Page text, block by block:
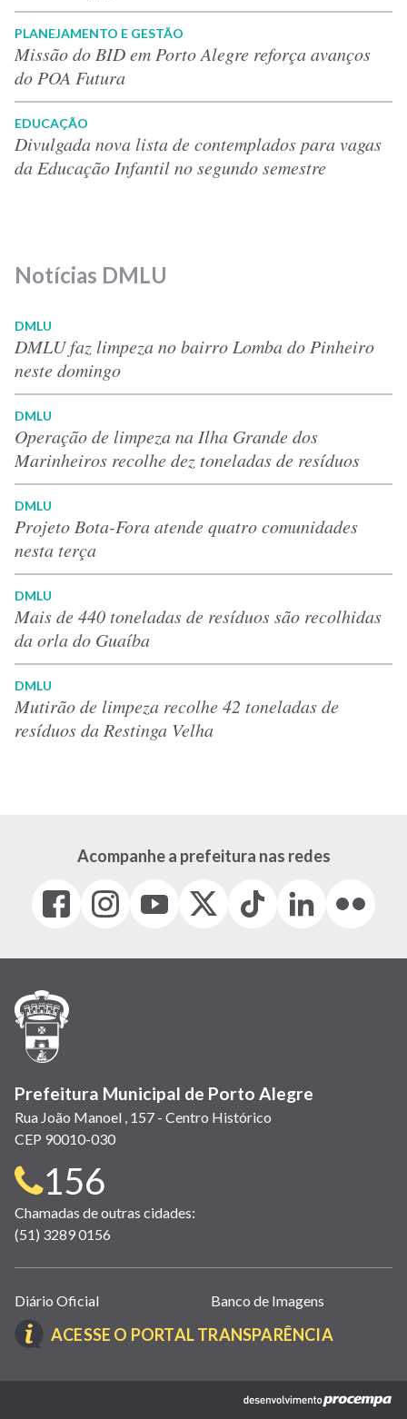
PLANEJAMENTO E GESTÃO
Missão do BID em Porto Alegre reforça avanços
do POA Futura
EDUCAÇÃO
Divulgada nova lista de contemplados para vagas
da Educação Infantil no segundo semestre
Notícias DMLU
DMLU
DMLU faz limpeza no bairro Lomba do Pinheiro
neste domingo
DMLU
Operação de limpeza na Ilha Grande dos
Marinheiros recolhe dez toneladas de resíduos
DMLU
Projeto Bota-Fora atende quatro comunidades
nesta terça
DMLU
Mais de 440 toneladas de resíduos são recolhidas
da orla do Guaíba
DMLU
Mutirão de limpeza recolhe 42 toneladas de
resíduos da Restinga Velha
Acompanhe a prefeitura nas redes
Facebook
(link
em
janela)
Instagram
(link
em
(link
em
(Antigo
(link
Tiktok
(link
em
LinkedIn
(link
em
(link
em
Prefeitura Municipal de Porto Alegre
Rua João Manoel , 157 - Centro Histórico
CEP 90010-030
Telefone
para
contato:
156
Chamadas de outras cidades:
(51) 3289 0156
Links
úteis
(abrem
nova
Diário Oficial Banco de Imagens
ACESSE O PORTAL TRANSPARÊNCIA(LINK
EM
NOVA